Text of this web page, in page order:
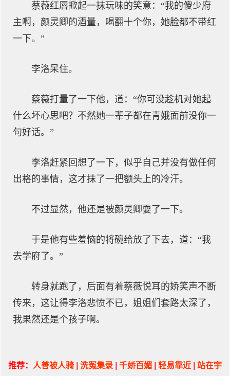
蔡薇红唇掀起一抹玩味的笑意：“我的傻少府
主啊，颜灵卿的酒量，喝翻十个你，她脸都不带红
一下。”
李洛呆住。
蔡薇打量了一下他，道：“你可没趁机对她起
什么坏心思吧？不然她一辈子都在青娥面前没你一
句好话。”
李洛赶紧回想了一下，似乎自己并没有做任何
出格的事情，这才抹了一把额头上的冷汗。
不过显然，他还是被颜灵卿耍了一下。
于是他有些羞恼的将碗给放了下去，道：“我
去学府了。”
转身就跑了，后面有着蔡薇悦耳的娇笑声不断
传来，这让得李洛悲愤不已，姐姐们套路太深了，
我果然还是个孩子啊。
推荐： 人善被人骑 | 洗冤集录 | 千娇百媚 | 轻易靠近 | 站在宇